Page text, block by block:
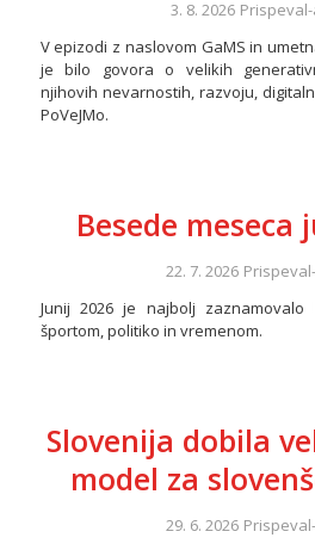
3. 8. 2026
V epizodi z naslovom GaMS in
je bilo govora o velikih
njihovih nevarnostih, razvoju,
PoVeJMo.
Besede meseca
22. 7. 2026
Junij 2026 je najbolj zaznamovalo
športom, politiko in vremenom.
Slovenija dobila
model za
29. 6. 2026